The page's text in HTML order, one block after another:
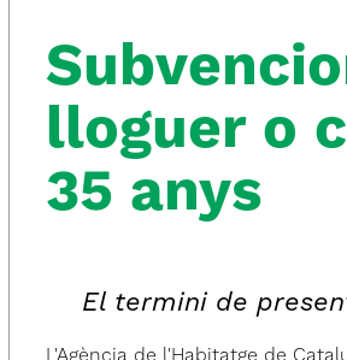
lloguer o
35 anys
El termini de